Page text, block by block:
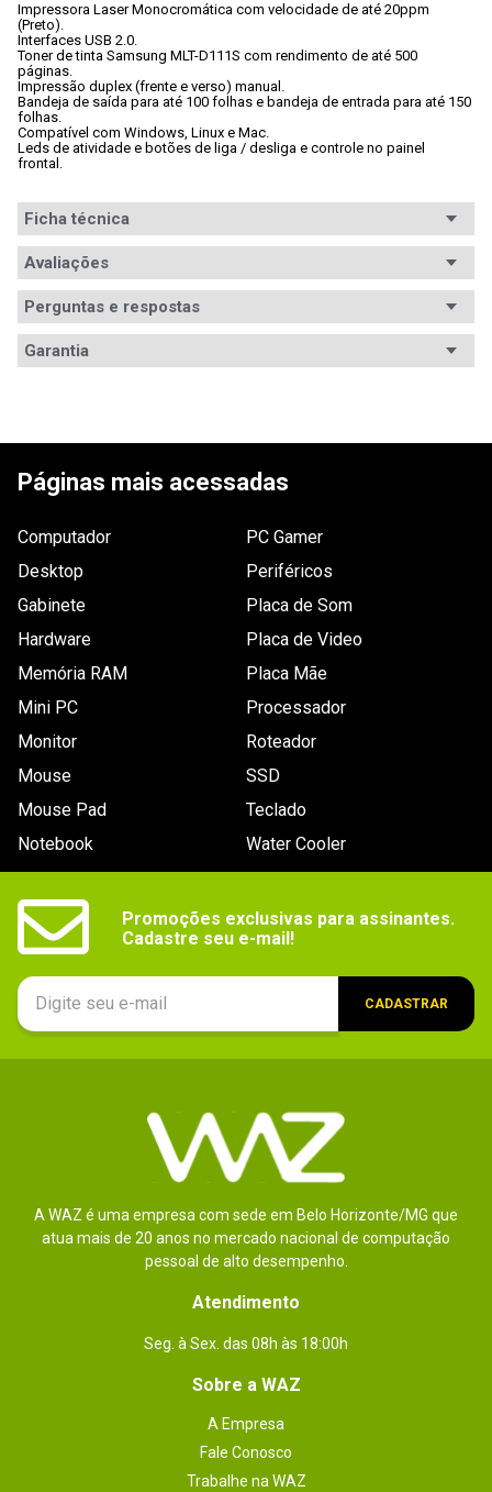
Impressora Laser Monocromática com velocidade de até 20ppm
(Preto).
Interfaces USB 2.0.
Toner de tinta Samsung MLT-D111S com rendimento de até 500
páginas.
Impressão duplex (frente e verso) manual.
Bandeja de saída para até 100 folhas e bandeja de entrada para até 150
folhas.
Compatível com Windows, Linux e Mac.
Leds de atividade e botões de liga / desliga e controle no painel
frontal.
Ficha técnica
Conteúdo da
embalagem
Multifuncional Sim
Impressão
Sim Manual
Resolução
máxima
1.200 DPI
Impressão
- Velocidade (máx.): 20ppm (Preto).
- Tecnologia: Laser Monocromática.
Bandeja
- De entrada (máx.): 150 folhas.
Manuseio de
- Gramatura do papel: 60 a 163g/m².
- Dimensões máximas de papel: 7,6 x 12,7 ~ 21,59 x
- Volume mensal de páginas recomendado: 10.000
Dimensões
informações
- Modelo: Samsung MLT-D111S (Preto).
Avaliações
Avaliações
ESCREVER AVALIAÇÃO
Perguntas e respostas
Garantia
Páginas mais acessadas
Computador
Desktop
Gabinete
Hardware
Memória RAM
Mini PC
Monitor
Mouse
Mouse Pad
Notebook
PC Gamer
Periféricos
Placa de Som
Placa de Video
Placa Mãe
Processador
Roteador
SSD
Teclado
Water Cooler
Promoções exclusivas para assinantes.
Cadastre seu e-mail!
CADASTRAR
A WAZ é uma empresa com sede em Belo Horizonte/MG que
atua mais de 20 anos no mercado nacional de computação
pessoal de alto desempenho.
Atendimento
Seg. à Sex. das 08h às 18:00h
Sobre a WAZ
A Empresa
Fale Conosco
Trabalhe na WAZ